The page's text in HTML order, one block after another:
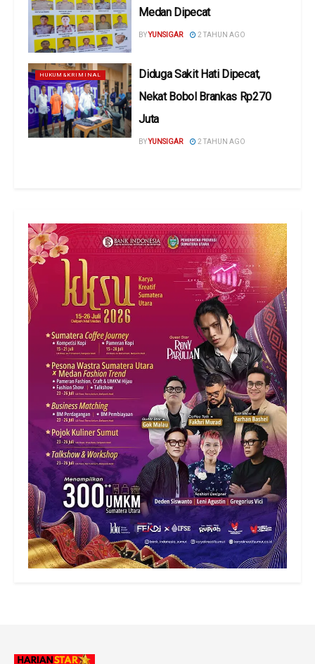
Medan Dipecat
BYYUNSIGAR 2 TAHUN AGO
HUKUM&KRIMINAL
Diduga Sakit Hati Dipecat,
Nekat Bobol Brankas Rp270
Juta
BYYUNSIGAR 2 TAHUN AGO